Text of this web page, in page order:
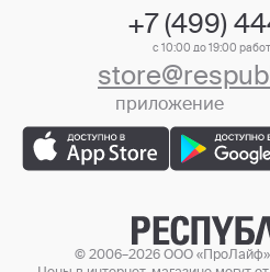
+7 (499)
с 10:00 до 19:00
приложение
© 2006–2026 ООО